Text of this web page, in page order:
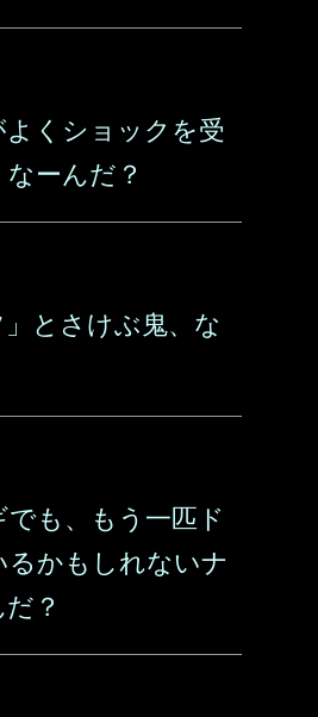
くショックを受
ーんだ？
」とさけぶ鬼、な
も、もう一匹ド
るかもしれないナ
？